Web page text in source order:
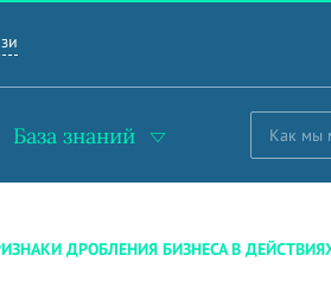
База знаний
ДРОБЛЕНИЯ БИЗНЕСА В